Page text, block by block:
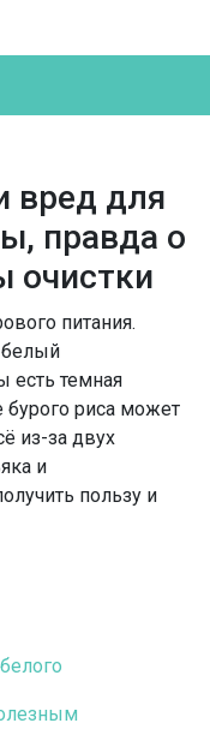
вред для
правда о
очистки
питания.
белый
есть темная
бурого риса может
из-за двух
и
пользу и